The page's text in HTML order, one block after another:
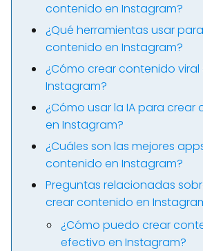
contenido en Instagram?
¿Qué herramientas usar
contenido en Instagram?
¿Cómo crear contenido viral
Instagram?
¿Cómo usar la IA para crear
en Instagram?
¿Cuáles son las mejores
contenido en Instagram?
Preguntas relacionadas
crear contenido en
¿Cómo puedo crear
efectivo en Instagram?